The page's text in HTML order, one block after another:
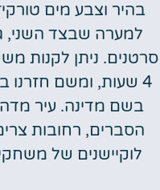
בהיר וצבע מים
למערה שבצד השני,
סרטנים. ניתן לקנות
4 שעות, ומשם חזרנו
בשם מדינה. עיר
הסברים, רחובות
לוקיישנים של